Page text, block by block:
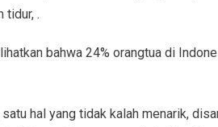
tidur, .
bahwa 24% orangtua di
hal yang tidak kalah menarik,